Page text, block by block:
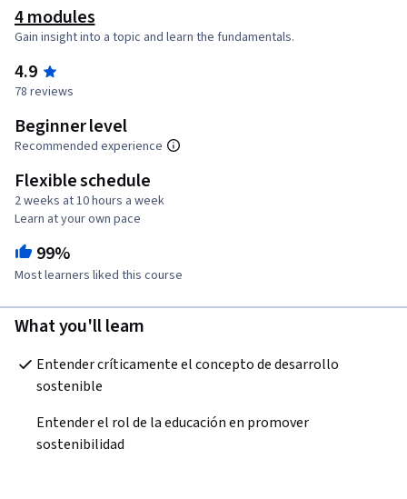
4 modules
Gain insight into a topic and learn the fundamentals.
4.9
78 reviews
Beginner level
Recommended experience
Flexible schedule
2 weeks at 10 hours a week
Learn at your own pace
99%
Most learners liked this course
What you'll learn
Entender críticamente el concepto de desarrollo
sostenible
Entender el rol de la educación en promover
sostenibilidad